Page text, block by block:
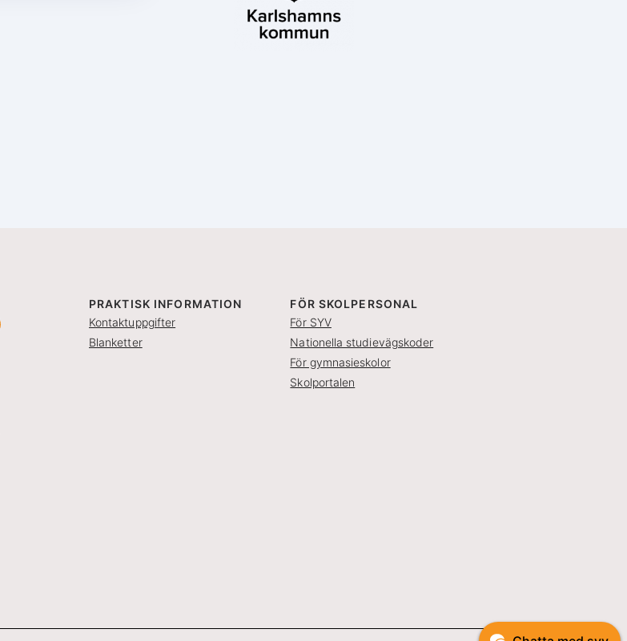
PRAKTISK INFORMATION
Kontaktuppgifter
Blanketter
FÖR SKOLPERSONAL
För SYV
Nationella studievägskoder
För gymnasieskolor
Skolportalen